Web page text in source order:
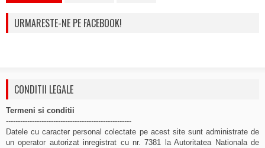
URMARESTE-NE PE FACEBOOK!
CONDITII LEGALE
Termeni si conditii
-----------------------------------------------------
Datele cu caracter personal colectate pe acest site sunt administrate de
un operator autorizat inregistrat cu nr. 7381 la Autoritatea Nationala de